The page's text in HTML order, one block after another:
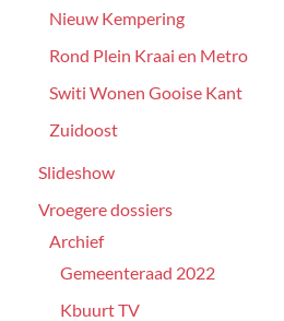
Nieuw Kempering
Rond Plein Kraai en Metro
Switi Wonen Gooise Kant
Zuidoost
Slideshow
Vroegere dossiers
Archief
Gemeenteraad 2022
Kbuurt TV